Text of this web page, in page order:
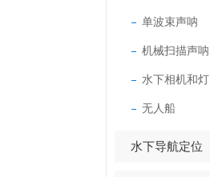
单波束声呐
机械扫描声呐
水下相机和灯
无人船
水下导航定位